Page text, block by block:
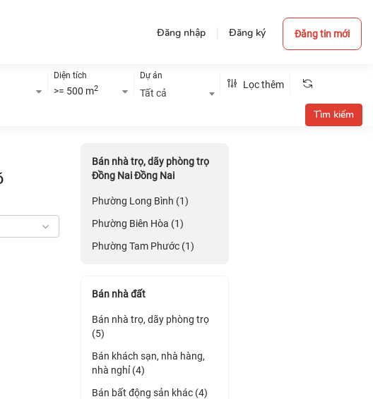
Đăng nhập Đăng ký Đăng tin mới
Diện tích
>= 500 m2
Dự án
Tất cả
Lọc thêm
Bán nhà trọ, dãy phòng trọ
Đồng Nai Đồng Nai
Phường Long Bình (1)
Phường Biên Hòa (1)
Phường Tam Phước (1)
Bán nhà đất
Bán nhà trọ, dãy phòng trọ
(5)
Bán khách sạn, nhà hàng,
nhà nghỉ (4)
Bán bất động sản khác (4)